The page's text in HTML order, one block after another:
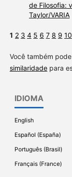
de Filosofia:
Taylor/VARIA
1 2 3 4 5 6 7 8 9 10
Você também pode
similaridadepara
IDIOMA
English
Español (España)
Português (Brasil)
Français (France)